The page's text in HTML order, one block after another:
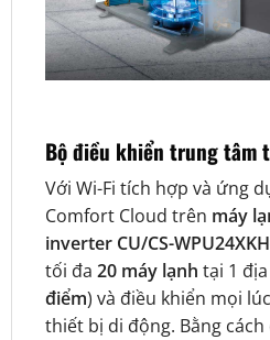
Bộ điều khiển trung tâm
Với Wi-Fi tích hợp và ứng
Comfort Cloud trên máy
inverter CU/CS-
tối đa 20 máy lạnh tại 1
điểm) và điều khiển mọi
thiết bị di động. Bằng